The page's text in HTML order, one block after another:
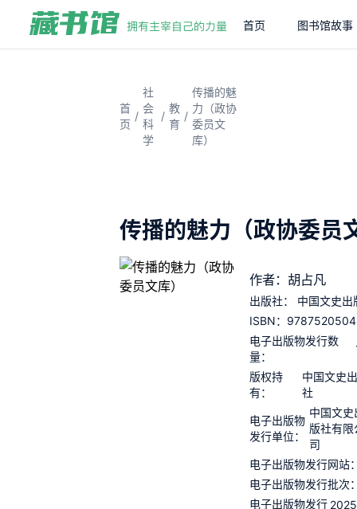
首页 图书馆故事
首
页
/
社
会
科
学
/
教
育
/
传播的魅
力（政协
委员文
库）
传播的魅力（政协委员
作者：胡占凡
出版社：
中国文史出
ISBN：
电子出版物发行数
量：
版权持
有：
中国文史
社
电子出版物
发行单位：
中国文史
版社有限
司
电子出版物发行网站
电子出版物发行批次
电子出版物发行